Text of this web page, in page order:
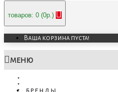
товаров: 0 (0р.)
Ваша корзина пуста!
МЕНЮ
бренды